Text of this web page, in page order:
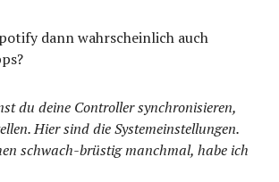
dann wahrscheinlich auch
deine Controller synchronisieren,
Hier sind die Systemeinstellungen.
schwach-brüstig manchmal, habe ich